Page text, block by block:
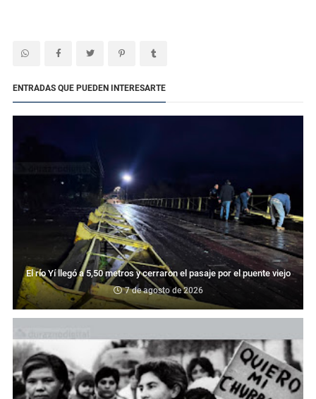
ENTRADAS QUE PUEDEN INTERESARTE
El río Yí llegó a 5,50 metros y cerraron el pasaje por el puente viejo
7 de agosto de 2026